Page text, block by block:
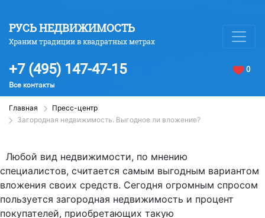
РУСЬ НЕДВИЖИМОСТЬ
Храним традиции в квадратных метрах
+7 (495) 147-47-15
Все контакты
0
Главная
Пресс-центр
Загородная недвижимость. Выгодное ли вложение?
Любой вид недвижимости, по мнению
специалистов, считается самым выгодным вариантом
вложения своих средств. Сегодня огромным спросом
пользуется загородная недвижимость и процент
покупателей, приобретающих такую